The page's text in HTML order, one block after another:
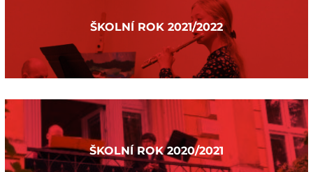
ŠKOLNÍ ROK 2021/2022
ŠKOLNÍ ROK 2020/2021